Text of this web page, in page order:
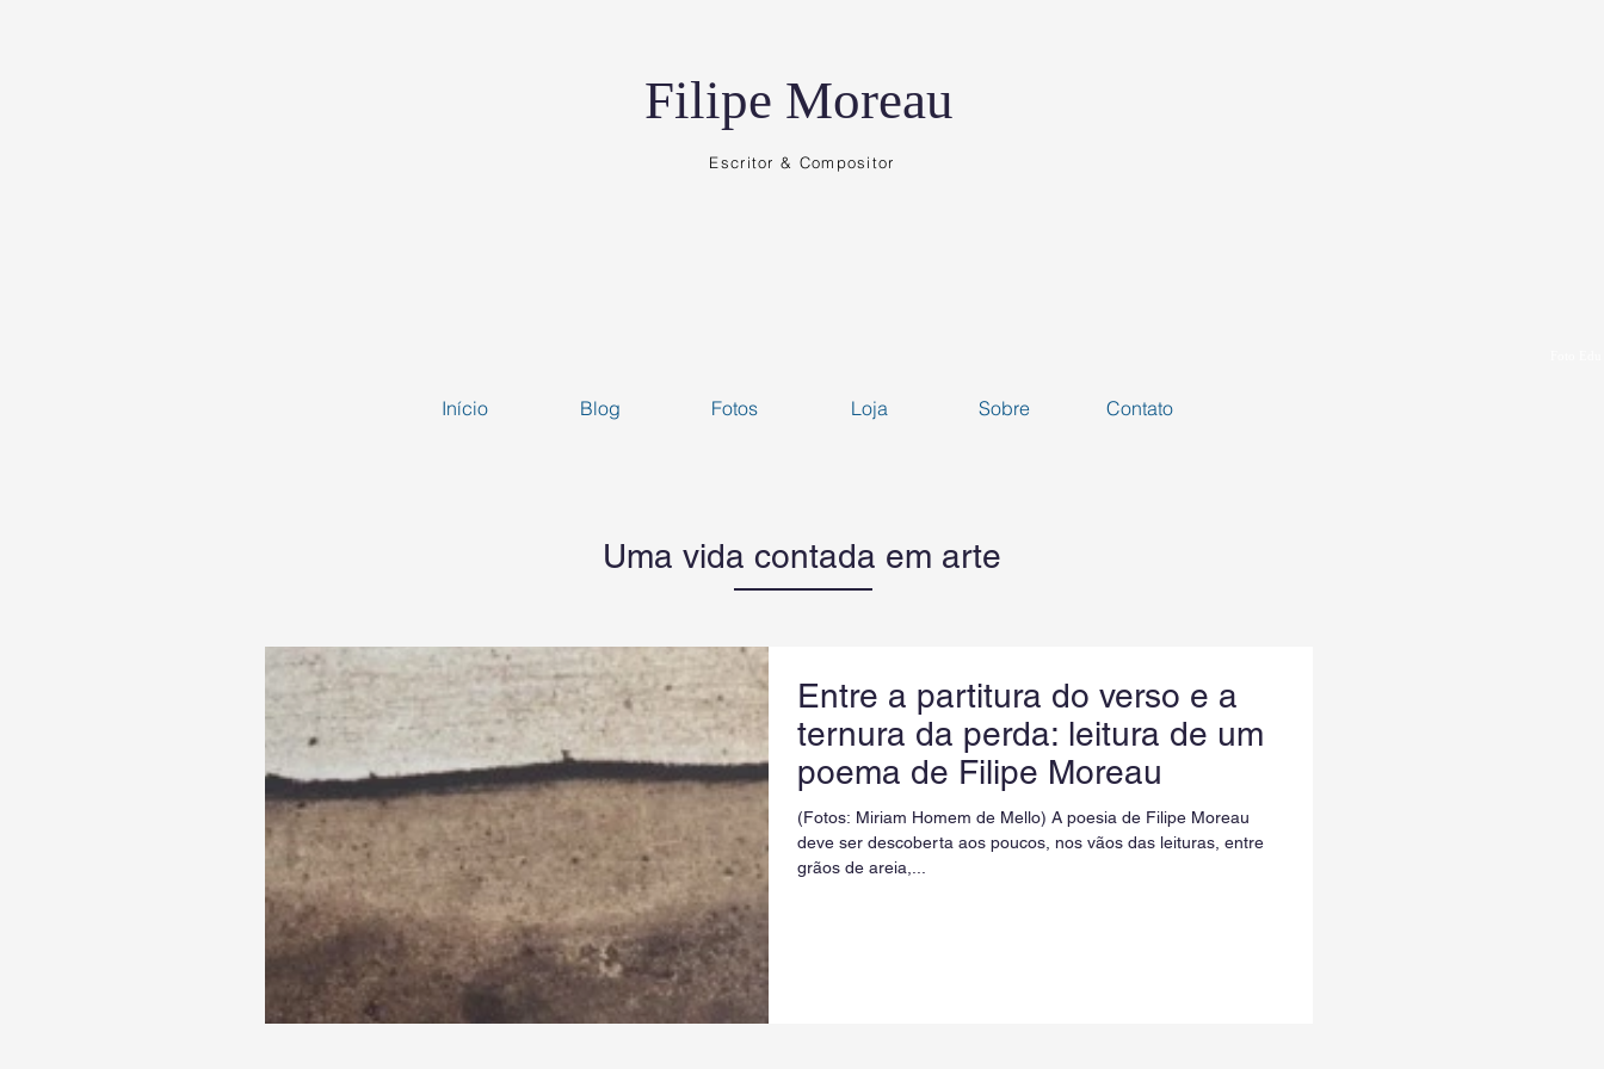
Escritor & Compositor
Filipe Moreau
Início Blog Fotos Loja Sobre Contato
Uma vida contada em arte
Entre a partitura do verso e a
ternura da perda: leitura de um
poema de Filipe Moreau
(Fotos: Miriam Homem de Mello) A poesia de Filipe Moreau
deve ser descoberta aos poucos, nos vãos das leituras, entre
grãos de areia,...